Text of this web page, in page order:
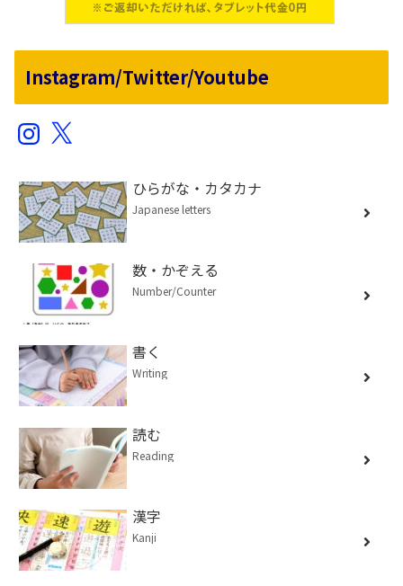
Instagram/Twitter/Youtube
Instagram
X
ひらがな・カタカナ
Japanese letters
数・かぞえる
Number/Counter
書く
Writing
読む
Reading
漢字
Kanji